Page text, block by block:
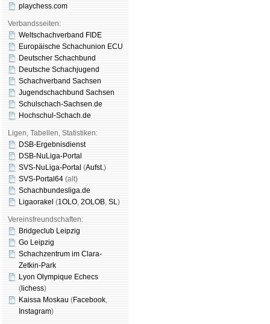
playchess.com
Verbandsseiten:
Weltschachverband FIDE
Europäische Schachunion ECU
Deutscher Schachbund
Deutsche Schachjugend
Schachverband Sachsen
Jugendschachbund Sachsen
Schulschach-Sachsen.de
Hochschul-Schach.de
Ligen, Tabellen, Statistiken:
DSB-Ergebnisdienst
DSB-NuLiga-Portal
SVS-NuLiga-Portal (Aufst.)
SVS-Portal64 (alt)
Schachbundesliga.de
Ligaorakel (1OLO, 2OLOB, SL)
Vereinsfreundschaften:
Bridgeclub Leipzig
Go Leipzig
Schachzentrum im Clara-
Zetkin-Park
Lyon Olympique Echecs
( lichess)
Kaissa Moskau (Face­book,
Insta­gram)